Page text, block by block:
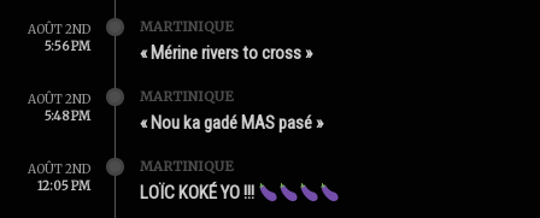
AOÛT 2ND
5:56 PM
MARTINIQUE
« Mérine rivers to cross »
AOÛT 2ND
5:48 PM
MARTINIQUE
« Nou ka gadé MAS pasé »
AOÛT 2ND
12:05 PM
MARTINIQUE
LOÏC KOKÉ YO !!!